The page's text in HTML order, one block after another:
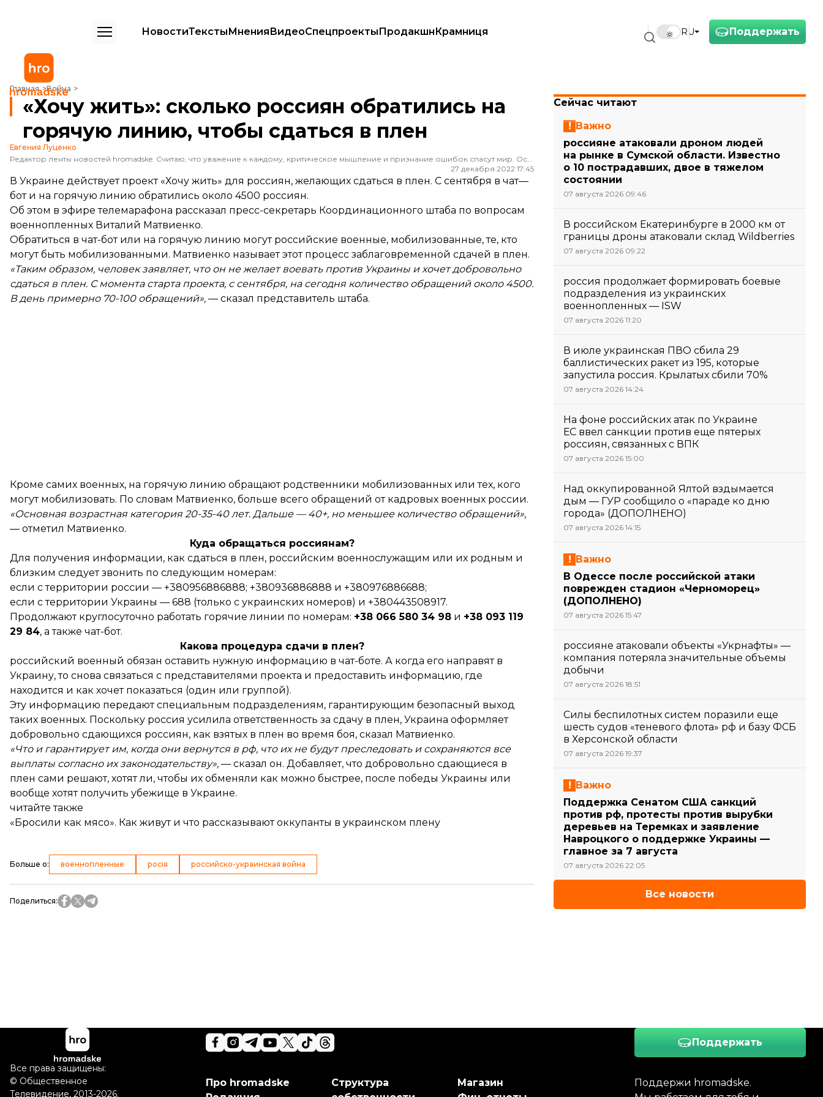
Поддержать
RU
НовостиТекстыМненияВидеоСпецпроектыПродакшнКрамниця
Главная Война
«Хочу жить»: сколько россиян обратились на горячую линию, чтобы сдаться в плен
«Хочу жить»: сколько россиян обратились на
горячую линию, чтобы сдаться в плен
Евгения Луценко
Редактор ленты новостей hromadske. Считаю, что уважение к каждому, критическое мышление и признание ошибок спасут мир. Особенно люблю новости о науке и космос
27 декабря 2022 17:45
В Украине действует проект «Хочу жить» для россиян, желающих сдаться в плен. С сентября в чат—
бот и на горячую линию обратились около 4500 россиян.
Об этом в эфире телемарафона рассказал пресс-секретарь Координационного штаба по вопросам
военнопленных Виталий Матвиенко.
Обратиться в чат-бот или на горячую линию могут российские военные, мобилизованные, те, кто
могут быть мобилизованными. Матвиенко называет этот процесс заблаговременной сдачей в плен.
«Таким образом, человек заявляет, что он не желает воевать против Украины и хочет добровольно
сдаться в плен. С момента старта проекта, с сентября, на сегодня количество обращений около 4500.
В день примерно 70-100 обращений», — сказал представитель штаба.
Кроме самих военных, на горячую линию обращают родственники мобилизованных или тех, кого
могут мобилизовать. По словам Матвиенко, больше всего обращений от кадровых военных россии.
«Основная возрастная категория 20-35-40 лет. Дальше — 40+, но меньшее количество обращений»,
— отметил Матвиенко.
Куда обращаться россиянам?
Для получения информации, как сдаться в плен, российским военнослужащим или их родным и
близким следует звонить по следующим номерам:
если с территории россии — +380956886888; +380936886888 и +380976886688;
если с территории Украины — 688 (только с украинских номеров) и +380443508917.
Продолжают круглосуточно работать горячие линии по номерам: +38 066 580 34 98 и +38 093 119
29 84, а также чат-бот.
Какова процедура сдачи в плен?
российский военный обязан оставить нужную информацию в чат-боте. А когда его направят в
Украину, то снова связаться с представителями проекта и предоставить информацию, где
находится и как хочет показаться (один или группой).
Эту информацию передают специальным подразделениям, гарантирующим безопасный выход
таких военных. Поскольку россия усилила ответственность за сдачу в плен, Украина оформляет
добровольно сдающихся россиян, как взятых в плен во время боя, сказал Матвиенко.
«Что и гарантирует им, когда они вернутся в рф, что их не будут преследовать и сохраняются все
выплаты согласно их законодательству», — сказал он. Добавляет, что добровольно сдающиеся в
плен сами решают, хотят ли, чтобы их обменяли как можно быстрее, после победы Украины или
вообще хотят получить убежище в Украине.
читайте также
«Бросили как мясо». Как живут и что рассказывают оккупанты в украинском плену
Больше о: военнопленные росія российско-украинская война
Поделиться:
Сейчас читают
Важно
россияне атаковали дроном людей
на рынке в Сумской области. Известно
о 10 пострадавших, двое в тяжелом
состоянии
07 августа 2026 09:46
В российском Екатеринбурге в 2000 км от
границы дроны атаковали склад Wildberries
07 августа 2026 09:22
россия продолжает формировать боевые
подразделения из украинских
военнопленных — ISW
07 августа 2026 11:20
В июле украинская ПВО сбила 29
баллистических ракет из 195, которые
запустила россия. Крылатых сбили 70%
07 августа 2026 14:24
На фоне российских атак по Украине
ЕС ввел санкции против еще пятерых
россиян, связанных с ВПК
07 августа 2026 15:00
Над оккупированной Ялтой вздымается
дым — ГУР сообщило о «параде ко дню
города» (ДОПОЛНЕНО)
07 августа 2026 14:15
Важно
В Одессе после российской атаки
поврежден стадион «Черноморец»
(ДОПОЛНЕНО)
07 августа 2026 15:47
россияне атаковали объекты «Укрнафты» —
компания потеряла значительные объемы
добычи
07 августа 2026 18:51
Силы беспилотных систем поразили еще
шесть судов «теневого флота» рф и базу ФСБ
в Херсонской области
07 августа 2026 19:37
Важно
Поддержка Сенатом США санкций
против рф, протесты против вырубки
деревьев на Теремках и заявление
Навроцкого о поддержке Украины —
главное за 7 августа
07 августа 2026 22:05
Все новости
Поддержать
Поддержи hromadske.
Про hromadske
Структура
Магазин
Все права защищены:
© Общественное
Телевидение, 2013-2026.